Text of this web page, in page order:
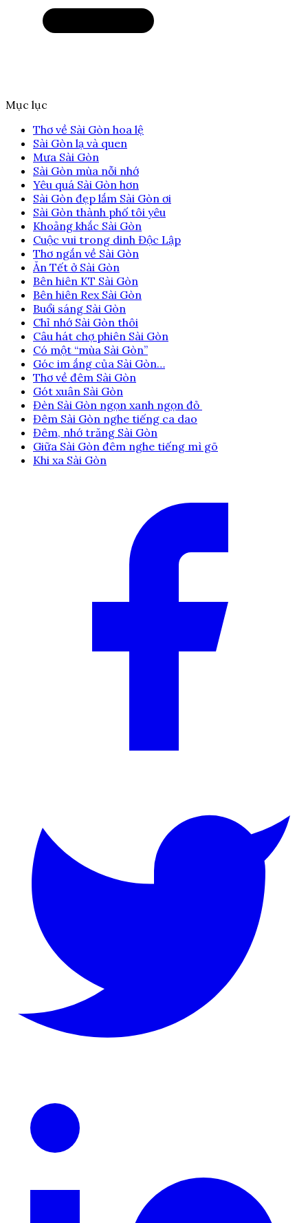
Mục lục
Thơ về Sài Gòn hoa lệ
Sài Gòn lạ và quen
Mưa Sài Gòn
Sài Gòn mùa nỗi nhớ
Yêu quá Sài Gòn hơn
Sài Gòn đẹp lắm Sài Gòn ơi
Sài Gòn thành phố tôi yêu
Khoảng khắc Sài Gòn
Cuộc vui trong dinh Độc Lập
Thơ ngắn về Sài Gòn
Ăn Tết ở Sài Gòn
Bên hiên KT Sài Gòn
Bên hiên Rex Sài Gòn
Buổi sáng Sài Gòn
Chỉ nhớ Sài Gòn thôi
Câu hát chợ phiên Sài Gòn
Có một “mùa Sài Gòn”
Góc im ắng của Sài Gòn…
Thơ về đêm Sài Gòn
Gót xuân Sài Gòn
Đèn Sài Gòn ngọn xanh ngọn đỏ
Đêm Sài Gòn nghe tiếng ca dao
Đêm, nhớ trăng Sài Gòn
Giữa Sài Gòn đêm nghe tiếng mì gõ
Khi xa Sài Gòn